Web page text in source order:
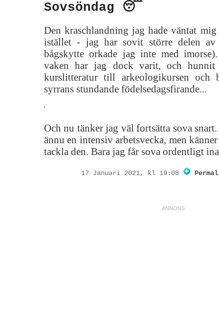
Sovsöndag 😴
Den kraschlandning jag hade väntat
istället - jag har sovit större delen av
bågskytte orkade jag inte med
vaken har jag dock varit, och hunnit
kurslitteratur till arkeologikursen
syrrans stundande födelsedagsfirande...
Och nu tänker jag väl fortsätta sova
ännu en intensiv arbetsvecka, men
tackla den. Bara jag får sova ordentligt
17 Januari 2021, kl 19:08